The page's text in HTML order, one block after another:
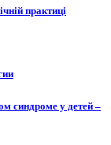
практиці
синдроме у детей –